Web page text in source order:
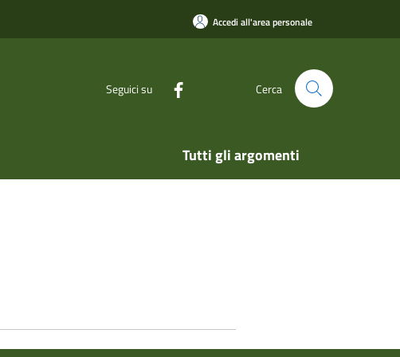
Accedi all'area personale
Seguici su Cerca
Tutti gli argomenti